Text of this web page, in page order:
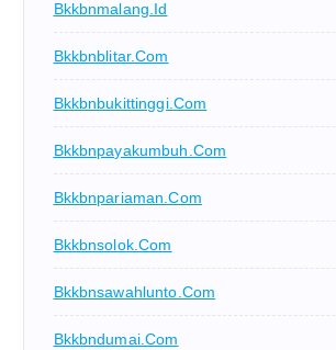
Bkkbnmalang.id
Bkkbnblitar.com
Bkkbnbukittinggi.com
Bkkbnpayakumbuh.com
Bkkbnpariaman.com
Bkkbnsolok.com
Bkkbnsawahlunto.com
Bkkbndumai.com